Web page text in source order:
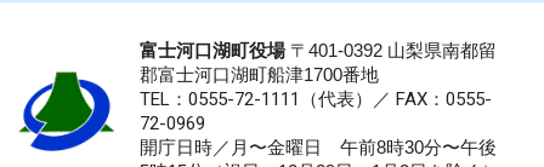
富士河口湖町役場〒401-0392 山梨県南都留
郡富士河口湖町船津1700番地
TEL：0555-72-1111 （代表）／ FAX：0555-
72-0969
開庁日時／月〜金曜日 午前8時30分〜午後